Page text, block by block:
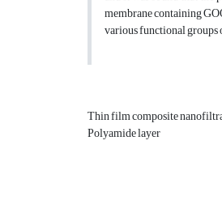
membrane containing
various functional groups
Thin film composite
Polyamide layer